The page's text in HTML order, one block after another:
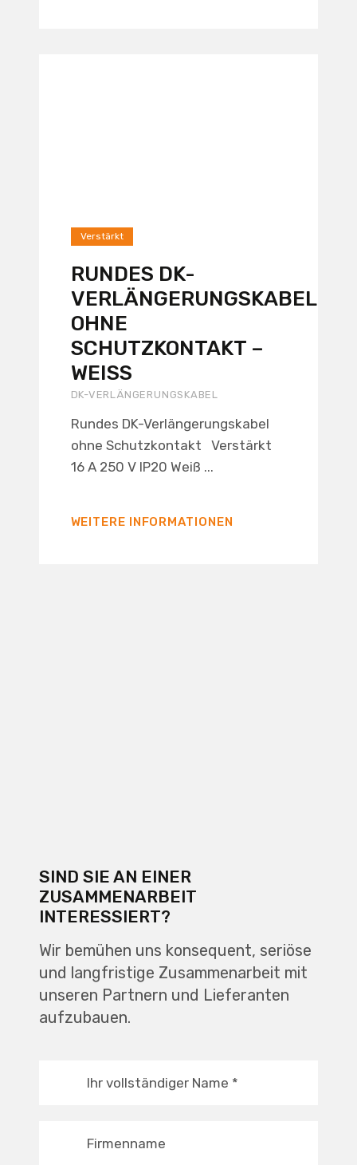
Verstärkt
RUNDES DK-
VERLÄNGERUNGSKABEL
OHNE
SCHUTZKONTAKT –
WEISS
DK-VERLÄNGERUNGSKABEL
Rundes DK-Verlängerungskabel
ohne Schutzkontakt Verstärkt
16 A 250 V IP20 Weiß ...
WEITERE INFORMATIONEN
SIND SIE AN EINER
ZUSAMMENARBEIT
INTERESSIERT?
Wir bemühen uns konsequent, seriöse
und langfristige Zusammenarbeit mit
unseren Partnern und Lieferanten
aufzubauen.
Ihr vollständiger Name *
Firmenname